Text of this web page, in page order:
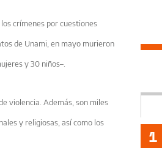
crímenes por cuestiones
de Unami, en mayo murieron
y 30 niños–.
violencia. Además, son miles
y religiosas, así como los
1